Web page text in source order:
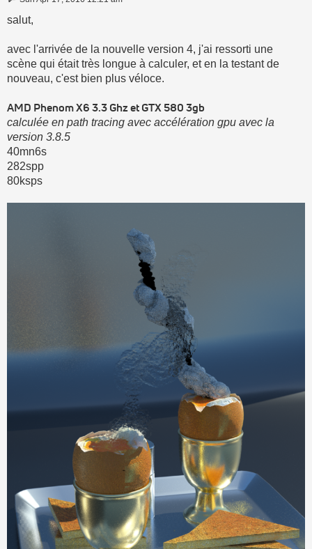
salut,
avec l'arrivée de la nouvelle version 4, j'ai ressorti une
scène qui était très longue à calculer, et en la testant de
nouveau, c'est bien plus véloce.
AMD Phenom X6 3.3 Ghz et GTX 580 3gb
calculée en path tracing avec accélération gpu avec la
version 3.8.5
40mn6s
282spp
80ksps